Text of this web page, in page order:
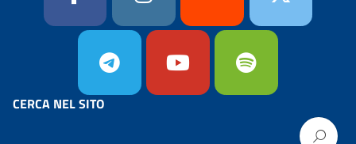
CERCA NEL SITO